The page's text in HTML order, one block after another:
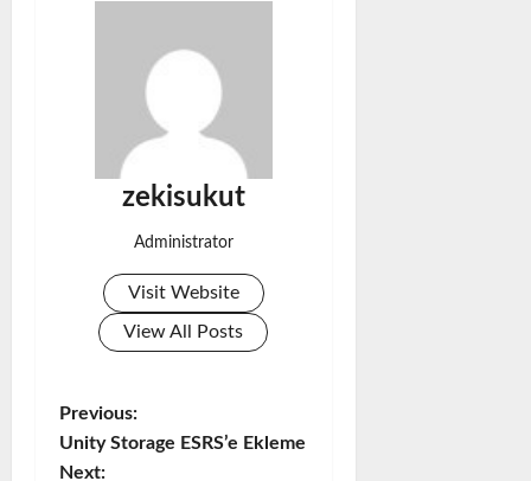
zekisukut
Administrator
Visit Website
View All Posts
P
o
Previous:
Unity Storage ESRS’e Ekleme
Next: